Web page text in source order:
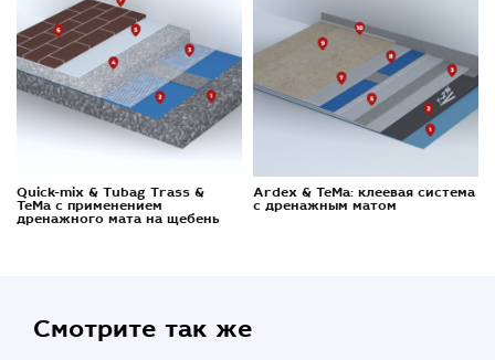
Quick-mix & Tubag Trass &
TeMa с применением
дренажного мата на щебень
Ardex & TeMa: клеевая система
с дренажным матом
Смотрите так же